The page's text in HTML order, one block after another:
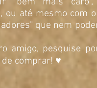
ou até mesmo com
que nem
amigo, pesquise
comprar! ♥